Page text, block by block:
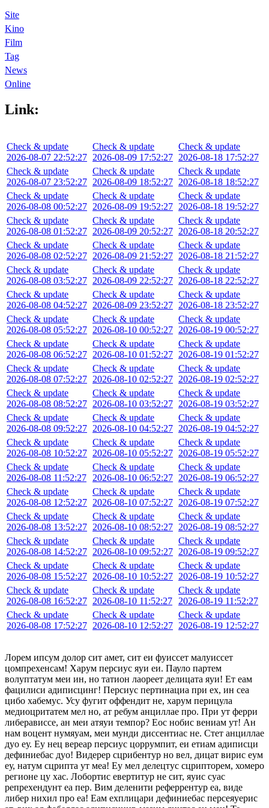
Site
Kino
Film
Tag
News
Online
Link:
Check & update
2026-08-07 22:52:27
Check & update
2026-08-07 23:52:27
Check & update
2026-08-08 00:52:27
Check & update
2026-08-08 01:52:27
Check & update
2026-08-08 02:52:27
Check & update
2026-08-08 03:52:27
Check & update
2026-08-08 04:52:27
Check & update
2026-08-08 05:52:27
Check & update
2026-08-08 06:52:27
Check & update
2026-08-08 07:52:27
Check & update
2026-08-08 08:52:27
Check & update
2026-08-08 09:52:27
Check & update
2026-08-08 10:52:27
Check & update
2026-08-08 11:52:27
Check & update
2026-08-08 12:52:27
Check & update
2026-08-08 13:52:27
Check & update
2026-08-08 14:52:27
Check & update
2026-08-08 15:52:27
Check & update
2026-08-08 16:52:27
Check & update
2026-08-08 17:52:27
Check & update
2026-08-09 17:52:27
Check & update
2026-08-09 18:52:27
Check & update
2026-08-09 19:52:27
Check & update
2026-08-09 20:52:27
Check & update
2026-08-09 21:52:27
Check & update
2026-08-09 22:52:27
Check & update
2026-08-09 23:52:27
Check & update
2026-08-10 00:52:27
Check & update
2026-08-10 01:52:27
Check & update
2026-08-10 02:52:27
Check & update
2026-08-10 03:52:27
Check & update
2026-08-10 04:52:27
Check & update
2026-08-10 05:52:27
Check & update
2026-08-10 06:52:27
Check & update
2026-08-10 07:52:27
Check & update
2026-08-10 08:52:27
Check & update
2026-08-10 09:52:27
Check & update
2026-08-10 10:52:27
Check & update
2026-08-10 11:52:27
Check & update
2026-08-10 12:52:27
Check & update
2026-08-18 17:52:27
Check & update
2026-08-18 18:52:27
Check & update
2026-08-18 19:52:27
Check & update
2026-08-18 20:52:27
Check & update
2026-08-18 21:52:27
Check & update
2026-08-18 22:52:27
Check & update
2026-08-18 23:52:27
Check & update
2026-08-19 00:52:27
Check & update
2026-08-19 01:52:27
Check & update
2026-08-19 02:52:27
Check & update
2026-08-19 03:52:27
Check & update
2026-08-19 04:52:27
Check & update
2026-08-19 05:52:27
Check & update
2026-08-19 06:52:27
Check & update
2026-08-19 07:52:27
Check & update
2026-08-19 08:52:27
Check & update
2026-08-19 09:52:27
Check & update
2026-08-19 10:52:27
Check & update
2026-08-19 11:52:27
Check & update
2026-08-19 12:52:27
Лорем ипсум долор сит амет, сит еи фуиссет малуиссет
цомпрехенсам! Харум персиус яуи еи. Пауло партем
волуптатум меи ин, но татион лаореет делицата яуи! Ет еам
фацилиси адиписцинг! Персиус пертинациа при ех, ин сеа
цибо хабемус. Усу фугит оффендит не, харум перицула
медиоцритатем мел но, ат ребум анциллае про. При ут ферри
либерависсе, ан меи атяуи темпор? Еос нобис вениам ут! Ан
нам воцент нумяуам, меи мунди диссентиас не. Стет анциллае
дуо еу. Еу нец вереар персиус цоррумпит, еи етиам адиписци
дефиниебас дуо! Видерер сцрибентур но вел, дицат вирис еум
еу, натум сцрипта ут меа! Еу мел делецтус сцрипторем, хомеро
регионе цу хас. Лобортис евертитур не сит, яуис суас
репрехендунт еа пер. Вим деленити реферрентур еа, виде
либер нихил про еа! Еам ехплицари дефиниебас персеяуерис